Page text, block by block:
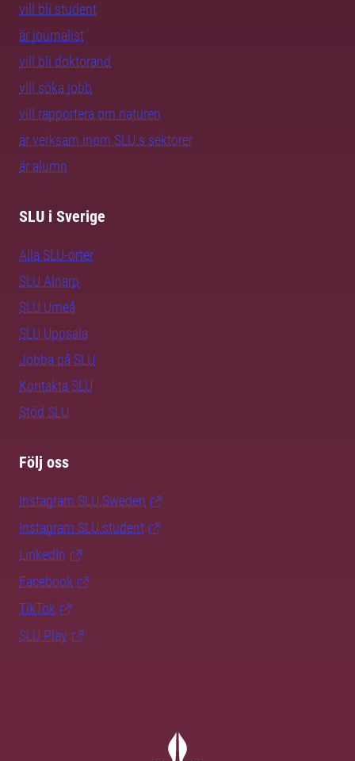
vill bli student
är journalist
vill bli doktorand
vill söka jobb
vill rapportera om naturen
är verksam inom SLU:s sektorer
är alumn
SLU i Sverige
Alla SLU-orter
SLU Alnarp
SLU Umeå
SLU Uppsala
Jobba på SLU
Kontakta SLU
Stöd SLU
Följ oss
Instagram SLU.Sweden
Instagram SLU.student
LinkedIn
Facebook
TikTok
SLU Play